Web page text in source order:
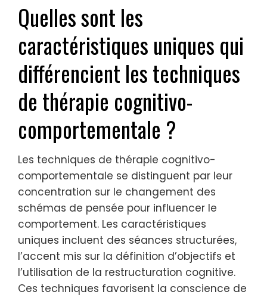
Quelles sont les
caractéristiques uniques qui
différencient les techniques
de thérapie cognitivo-
comportementale ?
Les techniques de thérapie cognitivo-
comportementale se distinguent par leur
concentration sur le changement des
schémas de pensée pour influencer le
comportement. Les caractéristiques
uniques incluent des séances structurées,
l’accent mis sur la définition d’objectifs et
l’utilisation de la restructuration cognitive.
Ces techniques favorisent la conscience de